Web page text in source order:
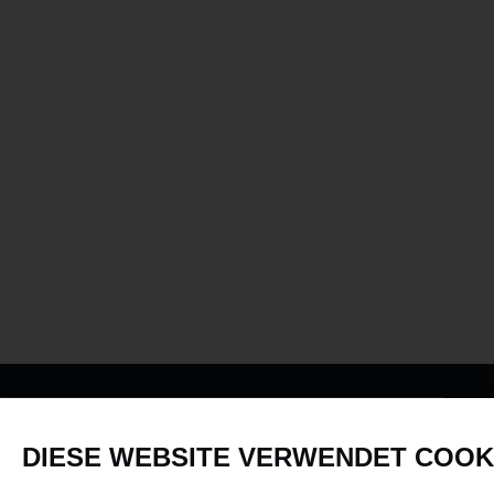
DIESE WEBSITE VERWENDET